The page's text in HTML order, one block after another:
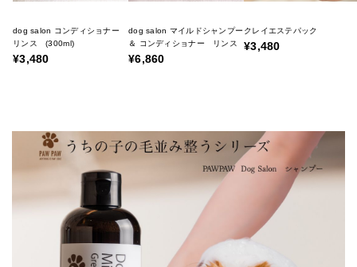
dog salon コンディショナー
リンス (300ml)
¥3,480
dog salon マイルドシャンプー
＆ コンディショナー リンス
¥6,860
クレイエステパック
¥3,480